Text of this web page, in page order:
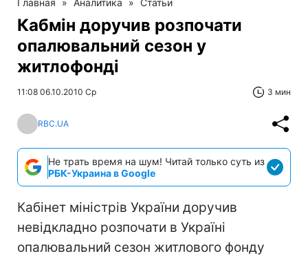
Кабмін доручив розпочати
опалювальний сезон у
житлофонді
11:08 06.10.2010 Ср 3 мин
RBC.UA
Не трать время на шум! Читай только суть из
РБК-Украина в Google
Кабінет міністрів України доручив
невідкладно розпочати в Україні
опалювальний сезон житлового фонду